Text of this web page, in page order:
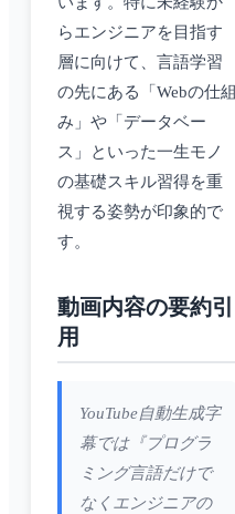
らエンジニアを目指す
層に向けて、言語学習
の先にある「Webの仕組
み」や「データベー
ス」といった一生モノ
の基礎スキル習得を重
視する姿勢が印象的で
す。
動画内容の要約引
用
YouTube自動生成字
幕では『プログラ
ミング言語だけで
なくエンジニアの